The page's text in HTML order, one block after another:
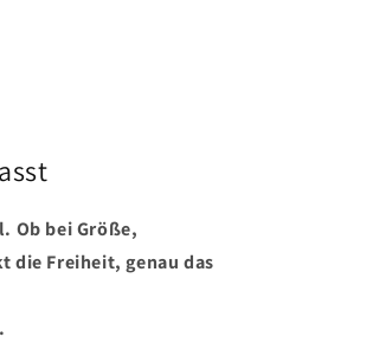
Ob bei Größe,
die Freiheit, genau das